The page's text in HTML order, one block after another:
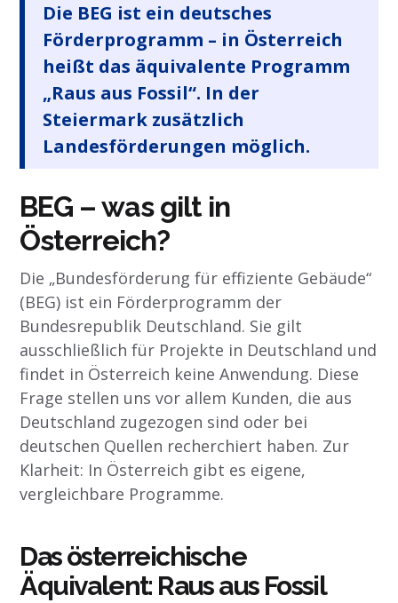
Die BEG ist ein deutsches
Förderprogramm – in Österreich
heißt das äquivalente Programm
„Raus aus Fossil“. In der
Steiermark zusätzlich
Landesförderungen möglich.
BEG – was gilt in
Österreich?
Die „Bundesförderung für effiziente Gebäude“
(BEG) ist ein Förderprogramm der
Bundesrepublik Deutschland. Sie gilt
ausschließlich für Projekte in Deutschland und
findet in Österreich keine Anwendung. Diese
Frage stellen uns vor allem Kunden, die aus
Deutschland zugezogen sind oder bei
deutschen Quellen recherchiert haben. Zur
Klarheit: In Österreich gibt es eigene,
vergleichbare Programme.
Das österreichische
Äquivalent: Raus aus Fossil